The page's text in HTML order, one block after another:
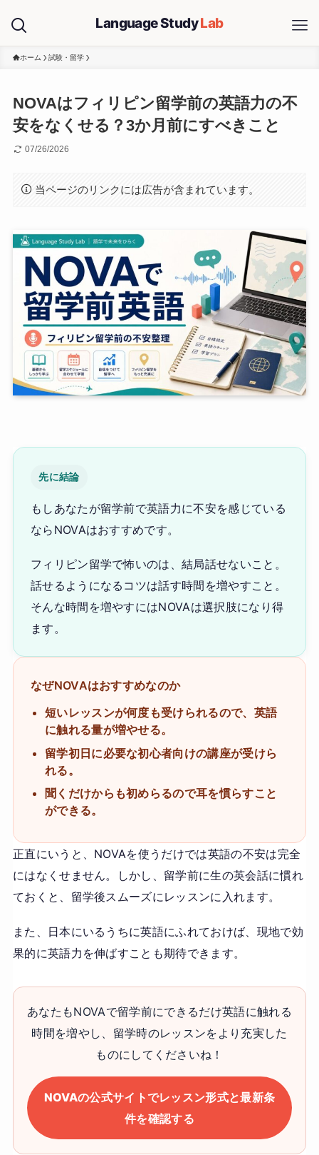
ホーム 試験・留学
NOVAはフィリピン留学前の英語力の不
安をなくせる？3か月前にすべきこと
07/26/2026
当ページのリンクには広告が含まれています。
先に結論
もしあなたが留学前で英語力に不安を感じている
ならNOVAはおすすめです。
フィリピン留学で怖いのは、結局話せないこと。
話せるようになるコツは話す時間を増やすこと。
そんな時間を増やすにはNOVAは選択肢になり得
ます。
なぜNOVAはおすすめなのか
短いレッスンが何度も受けられるので、英語
に触れる量が増やせる。
留学初日に必要な初心者向けの講座が受けら
れる。
聞くだけからも初めらるので耳を慣らすこと
ができる。
正直にいうと、NOVAを使うだけでは英語の不安は完全
にはなくせません。しかし、留学前に生の英会話に慣れ
ておくと、留学後スムーズにレッスンに入れます。
また、日本にいるうちに英語にふれておけば、現地で効
果的に英語力を伸ばすことも期待できます。
あなたもNOVAで留学前にできるだけ英語に触れる
時間を増やし、留学時のレッスンをより充実した
ものにしてくださいね！
NOVAの公式サイトでレッスン形式と最新条
件を確認する